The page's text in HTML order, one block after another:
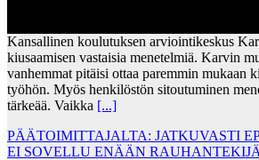
Kansallinen koulutuksen arviointikeskus
kiusaamisen vastaisia menetelmiä. Karvin
vanhemmat pitäisi ottaa paremmin mukaan
työhön. Myös henkilöstön sitoutuminen
tärkeää. Vaikka [...]
PÄÄTOIMITTAJALTA: JATKUVASTI
EI SOVELLU ENÄÄN